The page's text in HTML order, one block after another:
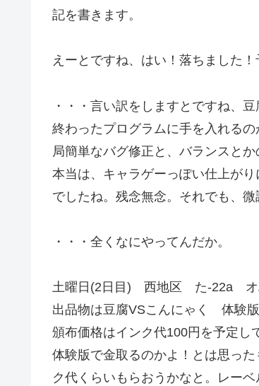
記を書きます。
えーとですね、はい！落ちました！
・・・言い訳をしますとですね、
終わったプログラムに手を入れる
局簡単なバグ修正と、バランスと
本当は、キャラゲーっぽい仕上が
でしたね。残念無念。それでも、
・・・全くなにやってんだか。
土曜日(2日目) 西地区 た-22a オ
出品物は豆腐VSこんにゃく 体験版
頒布価格はインク代100円を予定し
体験版で金取るのかよ！とは思っ
ク代くらいもらおうかなと。レー